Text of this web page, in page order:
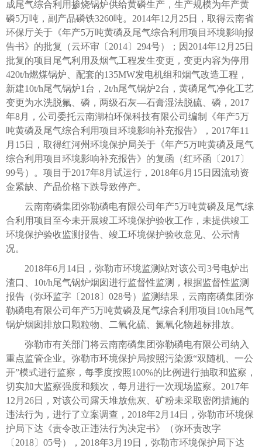
成尾气综合利用掺烧锅炉供给黄磷生产，生产规模为年产黄
磷5万吨，副产品磷铁3260吨。2014年12月25日，取得云南省
环保厅关于《年产5万吨黄磷及尾气综合利用项目环境影响报
告书》的批复（云环审〔2014〕294号）；因2014年12月25日
批复的项目尾气利用及烟气工程发生变更，变更内容为停用
420t/h燃煤锅炉、配套的135MW发电机组和烟气改造工程，
新建10t/h尾气锅炉1台，2t/h尾气锅炉2台，黄磷尾气净化工艺
变更为水洗脱氟、磷，两级石灰—石膏湿法脱硫、磷，2017
年8月，公司委托云南湖柏环保科技有限公司编制《年产5万
吨黄磷及尾气综合利用项目环境影响补充报告》，2017年11
月15日，取得红河州环境保护局关于《年产5万吨黄磷及尾气
综合利用项目环境影响补充报告》的复函（红环函〔2017〕
99号）。项目于2017年8月试运行，2018年6月15日因流动资
金紧缺、产品价格下跌导致停产。
云南南磷集团弥勒磷电有限公司年产5万吨黄磷及尾气综
合利用项目至今未开展竣工环境保护验收工作，未提供竣工
环境保护验收监测报告、竣工环境保护验收意见、公示情
况。
2018年6月14日，弥勒市环境监测站对该公司3号电炉出
渣口、10t/h尾气锅炉烟囱进行监督性监测，根据监督性监测
报告（弥环监字〔2018〕028号）监测结果，云南南磷集团弥
勒磷电有限公司年产5万吨黄磷及尾气综合利用项目10t/h尾气
锅炉烟囱排放口颗粒物、二氧化硫、氮氧化物超标排放。
弥勒市有关部门将云南南磷集团弥勒磷电有限公司纳入
重点监管企业。弥勒市环境保护局按照污染源“双随机、一公
开”模式进行监察，每季度按照100%的比例进行抽取和监察，
切实加大监察强度和频次，每月进行一次现场监察。2017年
12月26日，对该公司露天堆放焦灰、矿粉未采取密闭措施的
违法行为，进行了立案调查，2018年2月14日，弥勒市环境保
护局下达《责令改正违法行为决定书》（弥环责改字
〔2018〕05号），2018年3月19日，弥勒市环境保护局下达